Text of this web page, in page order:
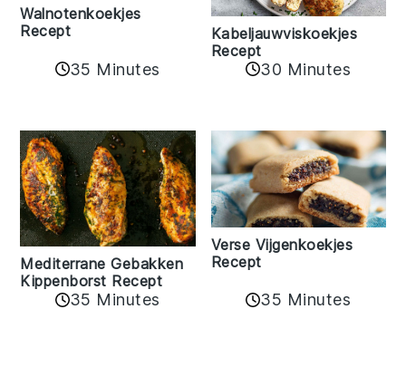
Walnotenkoekjes
Recept
35 Minutes
Kabeljauwviskoekjes
Recept
30 Minutes
Mediterrane Gebakken
Kippenborst Recept
35 Minutes
Verse Vijgenkoekjes
Recept
35 Minutes